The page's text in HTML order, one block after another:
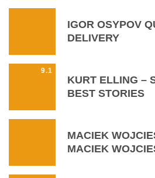
IGOR OSYPOV
DELIVERY
9.1
KURT ELLING –
BEST STORIES
MACIEK
MACIEK